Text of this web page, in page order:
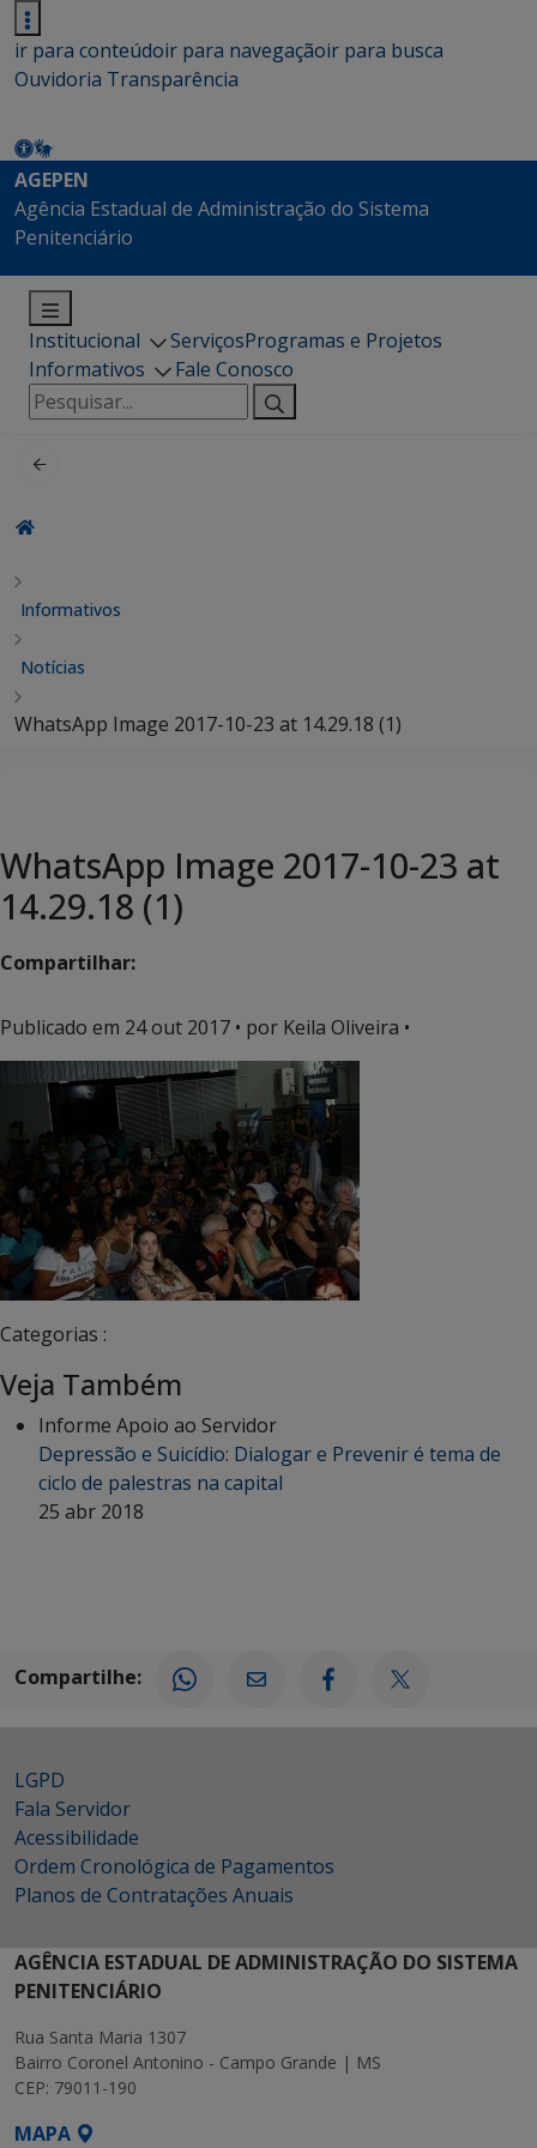
ir para conteúdoir para navegaçãoir para busca
Ouvidoria Transparência
AGEPEN
Agência Estadual de Administração do Sistema
Penitenciário
Institucional ServiçosProgramas e Projetos
Informativos
Fale Conosco
Pesquisar
por:
Informativos
Notícias
WhatsApp Image 2017-10-23 at 14.29.18 (1)
WhatsApp Image 2017-10-23 at
14.29.18 (1)
Compartilhar:
Publicado em 24 out 2017 • por Keila Oliveira •
Categorias :
Veja Também
Informe Apoio ao Servidor
Depressão e Suicídio: Dialogar e Prevenir é tema de
ciclo de palestras na capital
25 abr 2018
Compartilhe:
LGPD
Fala Servidor
Acessibilidade
Ordem Cronológica de Pagamentos
Planos de Contratações Anuais
AGÊNCIA ESTADUAL DE ADMINISTRAÇÃO DO SISTEMA
PENITENCIÁRIO
Rua Santa Maria 1307
Bairro Coronel Antonino - Campo Grande | MS
CEP: 79011-190
MAPA